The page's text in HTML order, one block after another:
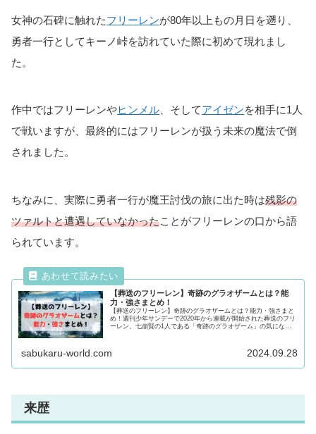
女神の石碑に触れたフリーレンが80年以上もの月日を遡り、
勇者一行としてキーノ峠を訪れていた際に初めて現れまし
た。
作中ではフリーレンやヒンメル 、そしてアイゼンを相手に1人
で戦いますが、最終的にはフリーレンが扱う未来の魔法で倒
されました。
ちなみに、実際に勇者一行が魔王討伐の旅に出た時は残影の
ツァルトと遭遇していなかったことがフリーレンの口から語
られています。
【葬送のフリーレン】奇跡のグラオザームとは？能
力・強さまとめ！
【葬送のフリーレン】奇跡のグラオザームとは？能力・強さまと
め！週刊少年サンデーで2020年から連載が開始された葬送のフリ
ーレン。七崩賢の1人である「奇跡のグラオザーム」の気になる
sabukaru-world.com 2024.09.28
来歴